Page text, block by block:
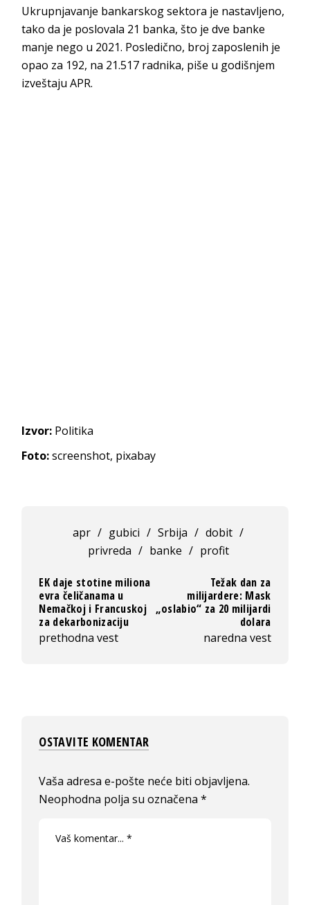
Ukrupnjavanje bankarskog sektora je nastavljeno,
tako da je poslovala 21 banka, što je dve banke
manje nego u 2021. Posledično, broj zaposlenih je
opao za 192, na 21.517 radnika, piše u godišnjem
izveštaju APR.
Izvor: Politika
Foto:screenshot, pixabay
apr / gubici / Srbija / dobit /
privreda / banke / profit
EK daje stotine miliona
evra čeličanama u
Nemačkoj i Francuskoj
za dekarbonizaciju
prethodna vest
Težak dan za
milijardere: Mask
„oslabio“ za 20 milijardi
dolara
naredna vest
OSTAVITE KOMENTAR
Vaša adresa e-pošte neće biti objavljena.
Neophodna polja su označena*